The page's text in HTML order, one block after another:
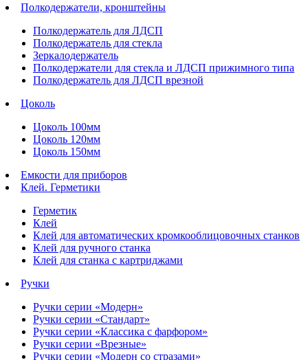
Полкодержатели, кронштейны
Полкодержатель для ЛДСП
Полкодержатель для стекла
Зеркалодержатель
Полкодержатели для стекла и ЛДСП прижимного типа
Полкодержатель для ЛДСП врезной
Цоколь
Цоколь 100мм
Цоколь 120мм
Цоколь 150мм
Емкости для приборов
Клей. Герметики
Герметик
Клей
Клей для автоматических кромкооблицовочных станков
Клей для ручного станка
Клей для станка с картриджами
Ручки
Ручки серии «Модерн»
Ручки серии «Стандарт»
Ручки серии «Классика с фарфором»
Ручки серии «Врезные»
Ручки серии «Модерн со стразами»